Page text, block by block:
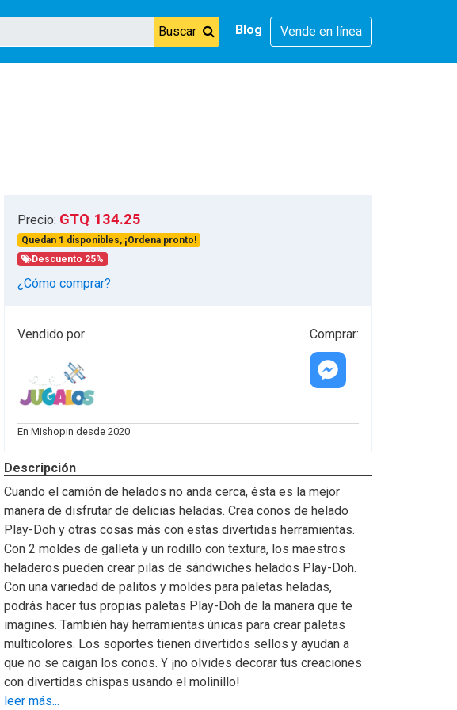
Buscar Blog Vende en línea
Precio: GTQ 134.25
Quedan 1 disponibles, ¡Ordena pronto!
Descuento 25%
¿Cómo comprar?
Vendido por Comprar:
este
messenger
En Mishopin desde 2020
Descripción
Cuando el camión de helados no anda cerca, ésta es la mejor
manera de disfrutar de delicias heladas. Crea conos de helado
Play-Doh y otras cosas más con estas divertidas herramientas.
Con 2 moldes de galleta y un rodillo con textura, los maestros
heladeros pueden crear pilas de sándwiches helados Play-Doh.
Con una variedad de palitos y moldes para paletas heladas,
podrás hacer tus propias paletas Play-Doh de la manera que te
imagines. También hay herramientas únicas para crear paletas
multicolores. Los soportes tienen divertidos sellos y ayudan a
que no se caigan los conos. Y ¡no olvides decorar tus creaciones
con divertidas chispas usando el molinillo!
• Incluye molinillo de chispas, molde tipo libro de paleta helada, 2
leer más...